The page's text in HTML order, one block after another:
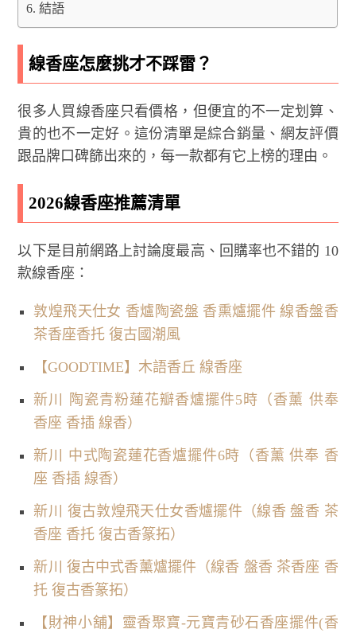
結語
線香座怎麼挑才不踩雷？
很多人買線香座只看價格，但便宜的不一定划算、
貴的也不一定好。這份清單是綜合銷量、網友評價
跟品牌口碑篩出來的，每一款都有它上榜的理由。
2026線香座推薦清單
以下是目前網路上討論度最高、回購率也不錯的 10
款線香座：
敦煌飛天仕女 香爐陶瓷盤 香熏爐擺件 線香盤香
茶香座香托 復古國潮風
【GOODTIME】木語香丘 線香座
新川 陶瓷青粉蓮花瓣香爐擺件5時（香薰 供奉
香座 香插 線香）
新川 中式陶瓷蓮花香爐擺件6時（香薰 供奉 香
座 香插 線香）
新川 復古敦煌飛天仕女香爐擺件（線香 盤香 茶
香座 香托 復古香篆拓）
新川 復古中式香薰爐擺件（線香 盤香 茶香座 香
托 復古香篆拓）
【財神小舖】靈香聚寶-元寶青砂石香座擺件(香